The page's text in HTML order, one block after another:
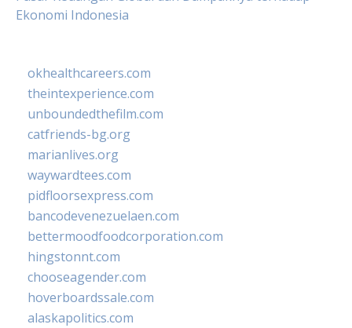
Ekonomi Indonesia
okhealthcareers.com
theintexperience.com
unboundedthefilm.com
catfriends-bg.org
marianlives.org
waywardtees.com
pidfloorsexpress.com
bancodevenezuelaen.com
bettermoodfoodcorporation.com
hingstonnt.com
chooseagender.com
hoverboardssale.com
alaskapolitics.com